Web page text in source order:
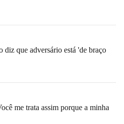
que adversário está 'de braço
me trata assim porque a minha